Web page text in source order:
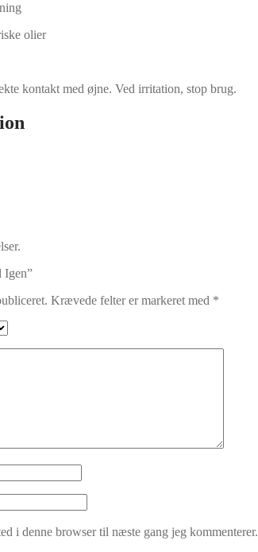
olier
kontakt med øjne. Ved irritation, stop brug.
Igen”
Krævede felter er markeret med *
i denne browser til næste gang jeg kommenterer.